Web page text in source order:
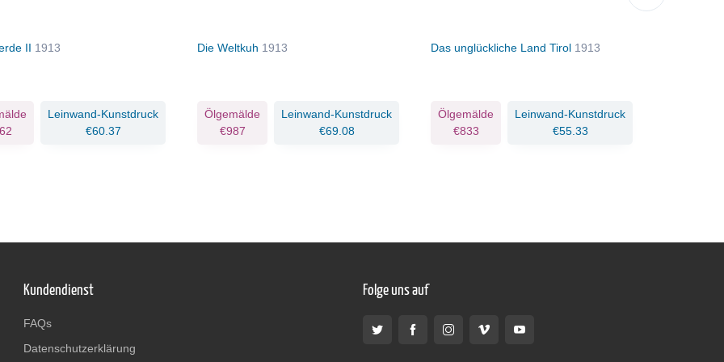
II 1913
Leinwand-Kunstdruck
€60.37
Die Weltkuh 1913
Ölgemälde
€987
Leinwand-Kunstdruck
€69.08
Das unglückliche Land Tirol 1913
Ölgemälde
€833
Leinwand-Kunstdruck
€55.33
Kundendienst
FAQs
Datenschutzerklärung
Folge uns auf